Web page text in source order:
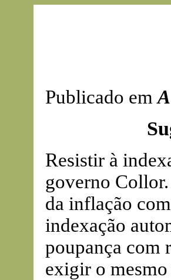
Publicado em
Resistir à
governo
da inflação
indexação
poupança com
exigir o